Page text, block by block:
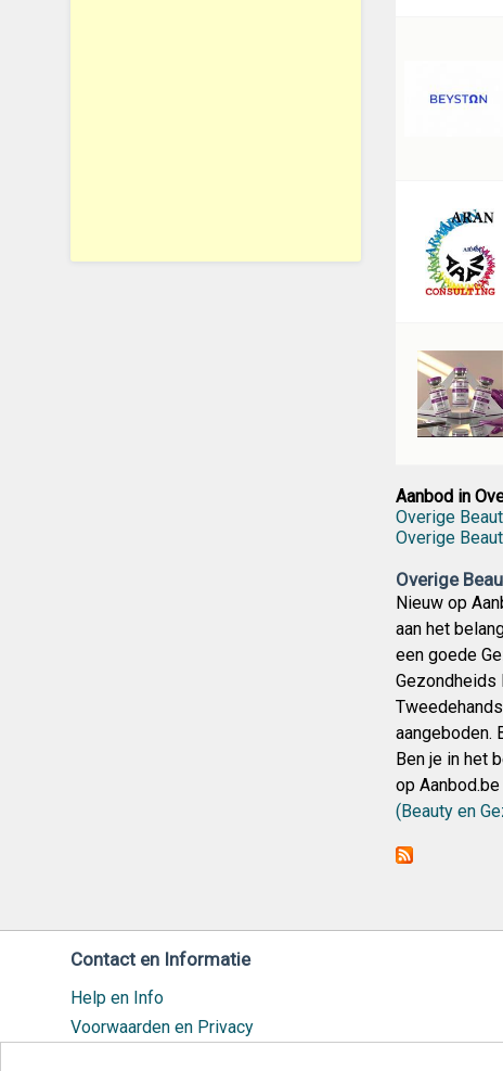
Aanbod in
Overige
Overige
Overige
Nieuw op
aan het
een goede
Gezondheids
aangeboden.
Ben je in het
op
(Beauty en
Contact en Informatie
Help en Info
Voorwaarden en Privacy